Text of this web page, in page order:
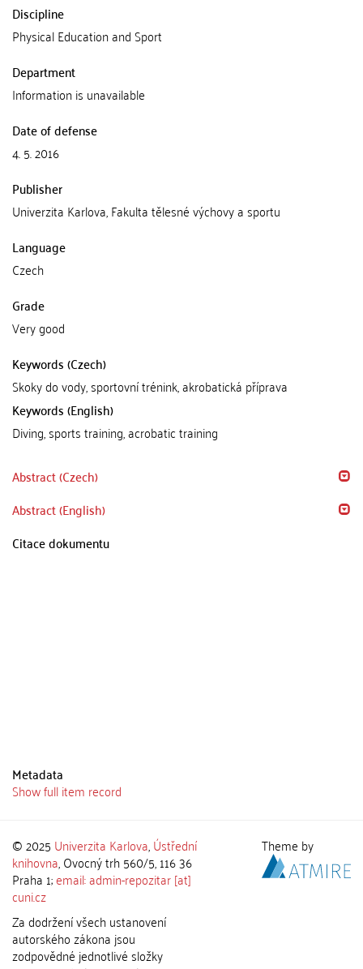
Discipline
Physical Education and Sport
Department
Information is unavailable
Date of defense
4. 5. 2016
Publisher
Univerzita Karlova, Fakulta tělesné výchovy a sportu
Language
Czech
Grade
Very good
Keywords (Czech)
Skoky do vody, sportovní trénink, akrobatická příprava
Keywords (English)
Diving, sports training, acrobatic training
Abstract (Czech)
Abstract (English)
Citace dokumentu
Metadata
Show full item record
© 2025 Univerzita Karlova,Ústřední
knihovna, Ovocný trh 560/5, 116 36
Praha 1;email: admin-repozitar [at]
cuni.cz
Za dodržení všech ustanovení
autorského zákona jsou
zodpovědné jednotlivé složky
Theme by